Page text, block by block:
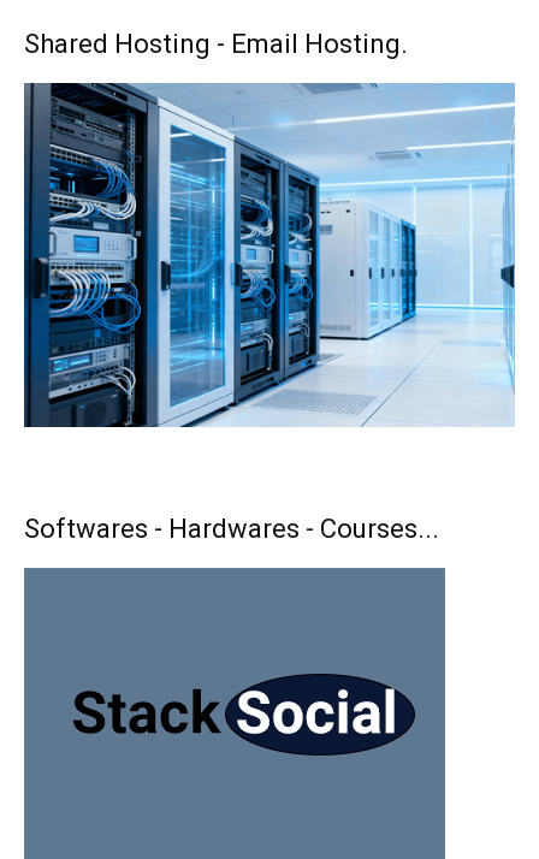
Shared Hosting - Email Hosting.
Softwares - Hardwares - Courses...